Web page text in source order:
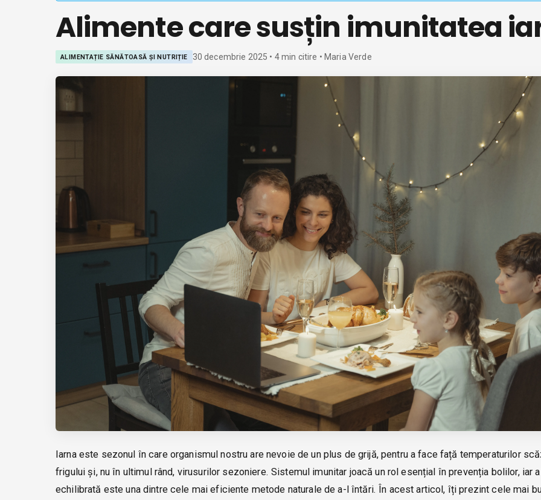
Alimente care susțin imunitatea
ALIMENTAȚIE SĂNĂTOASĂ ȘI NUTRIȚIE 30 decembrie 2025 • 4min citire • Maria Verde
Iarna este sezonul în care organismul nostru are nevoie de un plus de grijă, pentru a face față temperaturilor
frigului și, nu în ultimul rând, virusurilor sezoniere. Sistemul imunitar joacă un rol esențial în prevenția bolilor, iar
echilibrată este una dintre cele mai eficiente metode naturale de a-l întări. În acest articol, îți prezint cele mai